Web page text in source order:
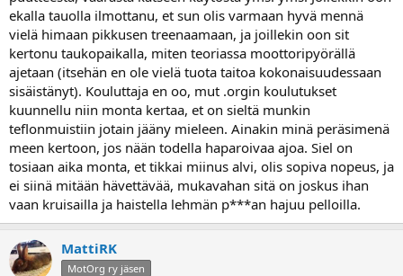
ekalla tauolla ilmottanu, et sun olis varmaan hyvä mennä
vielä himaan pikkusen treenaamaan, ja joillekin oon sit
kertonu taukopaikalla, miten teoriassa moottoripyörällä
ajetaan (itsehän en ole vielä tuota taitoa kokonaisuudessaan
sisäistänyt). Kouluttaja en oo, mut .orgin koulutukset
kuunnellu niin monta kertaa, et on sieltä munkin
teflonmuistiin jotain jääny mieleen. Ainakin minä peräsimenä
meen kertoon, jos nään todella haparoivaa ajoa. Siel on
tosiaan aika monta, et tikkai miinus alvi, olis sopiva nopeus, ja
ei siinä mitään hävettävää, mukavahan sitä on joskus ihan
vaan kruisailla ja haistella lehmän p***an hajuu pelloilla.
MattiRK
MotOrg ry jäsen